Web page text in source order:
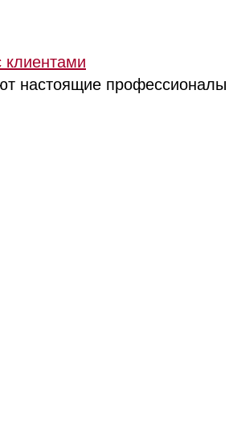
клиентами
настоящие профессионалы